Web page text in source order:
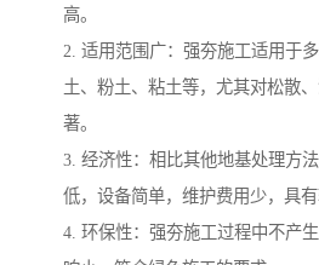
高。
2. 适用范围广：强夯施工适用于
土、粉土、粘土等，尤其对松散
著。
3. 经济性：相比其他地基处理方
低，设备简单，维护费用少，具有
4. 环保性：强夯施工过程中不产